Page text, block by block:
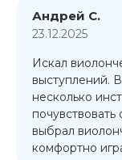
Андрей С.
23.12.2025
Искал
выступлений.
несколько
выбрал
комфортно